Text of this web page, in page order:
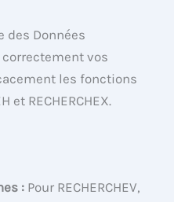
des Données
vos
les fonctions
et RECHERCHEX.
: Pour RECHERCHEV,